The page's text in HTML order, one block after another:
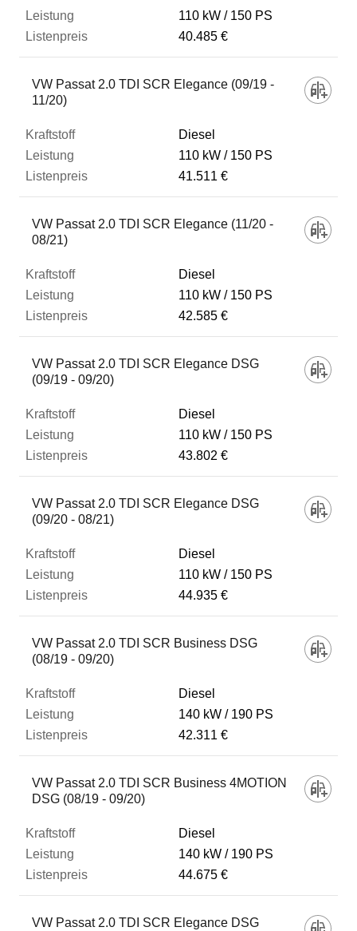
110 kW
150 PS
40.485 €
VW Passat 2.0 TDI SCR Elegance (09/19 -
11/20)
Diesel
110 kW
150 PS
41.511 €
VW Passat 2.0 TDI SCR Elegance (11/20 -
08/21)
Diesel
110 kW
150 PS
42.585 €
VW Passat 2.0 TDI SCR Elegance DSG
(09/19 - 09/20)
Diesel
110 kW
150 PS
43.802 €
VW Passat 2.0 TDI SCR Elegance DSG
(09/20 - 08/21)
Diesel
110 kW
150 PS
44.935 €
VW Passat 2.0 TDI SCR Business DSG
(08/19 - 09/20)
Diesel
140 kW
190 PS
42.311 €
VW Passat 2.0 TDI SCR Business 4MOTION
DSG (08/19 - 09/20)
Diesel
140 kW
190 PS
44.675 €
VW Passat 2.0 TDI SCR Elegance DSG